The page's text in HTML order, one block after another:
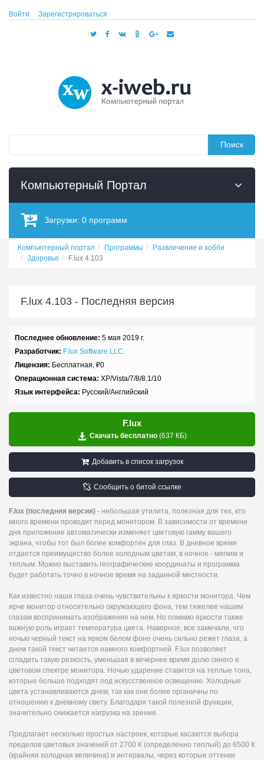
Войти Зарегистрироваться
Поиск
Компьютерный Портал
Загрузки: 0 программ
Компьютерный портал Программы
Развлечение и хобби
Здоровье
F.lux 4.103
F.lux 4.103 - Последняя версия
Последнее обновление: 5 мая 2019 г.
Разработчик: F.lux Software LLC.
Лицензия: Бесплатная, ₽0
Операционная система: XP/Vista/7/8/8.1/10
Язык интерфейса: Русский/Английский
F.lux
Скачать бесплатно (637 КБ)
Добавить в список загрузок
Сообщить о битой ссылке
F.lux (последняя версия) - небольшая утилита, полезная для тех, кто
много времени проводит перед монитором. В зависимости от времени
дня приложение автоматически изменяет цветовую гамму вашего
экрана, чтобы тот был более комфортен для глаз. В дневное время
отдается преимущество более холодным цветам, в ночное - мягким и
теплым. Можно выставить географические координаты и программа
будет работать точно в ночное время на заданной местности.
Как известно наши глаза очень чувствительны к яркости монитора. Чем
ярче монитор относительно окружающего фона, тем тяжелее нашим
глазам воспринимать изображение на нем. Но помимо яркости также
важную роль играет температура цвета. Наверное, все замечали, что
ночью черный текст на ярком белом фоне очень сильно режет глаза, а
днем такой текст читается намного комфортней. F.lux позволяет
сгладить такую резкость, уменьшая в вечернее время долю синего в
цветовом спектре монитора. Ночью ударение ставится на теплые тона,
которые больше подходят под искусственное освещение. Холодные
цвета устанавливаются днем, так как они более органичны по
отношению к дневному свету. Благодаря такой полезной функции,
значительно снижается нагрузка на зрение.
Предлагает несколько простых настроек, которые касаются выбора
пределов цветовых значений от 2700 К (определенно теплый) до 6500 К
(крайняя холодная величина) и интервалы, через которые оттенки